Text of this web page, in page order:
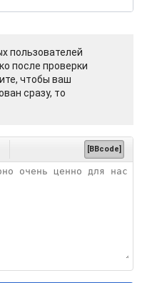
пользователей
после проверки
чтобы ваш
сразу, то
[BBcode]